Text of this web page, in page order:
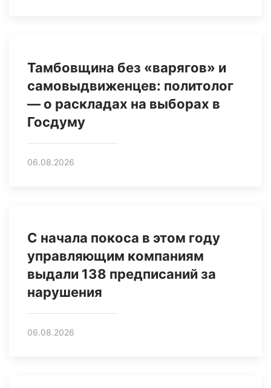
Тамбовщина без «варягов» и
самовыдвиженцев: политолог
— о раскладах на выборах в
Госдуму
06.08.2026
С начала покоса в этом году
управляющим компаниям
выдали 138 предписаний за
нарушения
06.08.2026